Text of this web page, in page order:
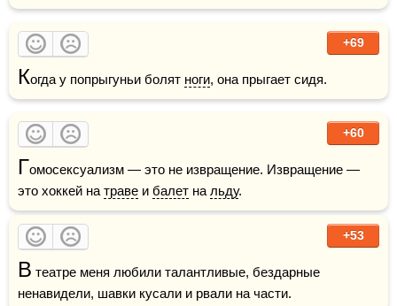
+69
Когда у попрыгуньи болят ноги, она прыгает сидя.
+60
Гомосексуализм — это не извращение. Извращение —
это хоккей на траве и балет на льду.
+53
В театре меня любили талантливые, бездарные
ненавидели, шавки кусали и рвали на части.